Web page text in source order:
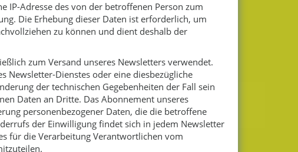
IP-Adresse des von der betroffenen Person zum
Die Erhebung dieser Daten ist erforderlich, um
zu können und dient deshalb der
zum Versand unseres Newsletters verwendet.
Newsletter-Dienstes oder eine diesbezügliche
der technischen Gegebenheiten der Fall sein
Daten an Dritte. Das Abonnement unseres
personenbezogener Daten, die die betroffene
der Einwilligung findet sich in jedem Newsletter
für die Verarbeitung Verantwortlichen vom